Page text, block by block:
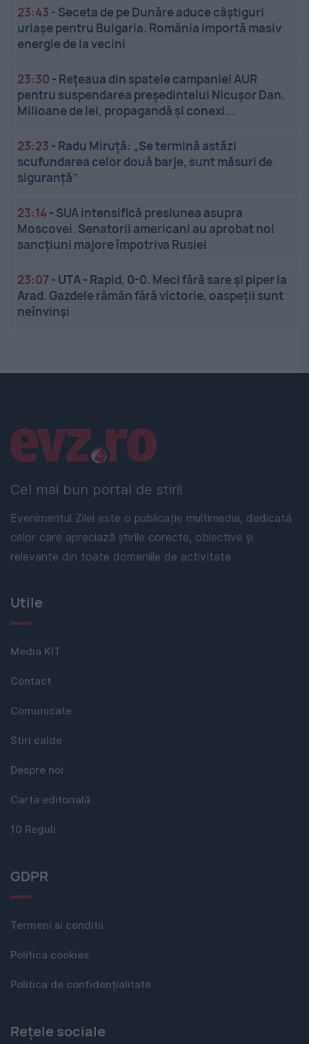
23:43 - Seceta de pe Dunăre aduce câștiguri
uriașe pentru Bulgaria. România importă masiv
energie de la vecini
23:30 - Rețeaua din spatele campaniei AUR
pentru suspendarea președintelui Nicușor Dan.
Milioane de lei, propagandă și conexi...
23:23 - Radu Miruță: „Se termină astăzi
scufundarea celor două barje, sunt măsuri de
siguranţă”
23:14- SUA intensifică presiunea asupra
Moscovei. Senatorii americani au aprobat noi
sancțiuni majore împotriva Rusiei
23:07 - UTA - Rapid, 0-0. Meci fără sare și piper la
Arad. Gazdele rămân fără victorie, oaspeții sunt
neînvinși
Cel mai bun portal de stiri!
Evenimentul Zilei este o publicație multimedia, dedicată
celor care apreciază știrile corecte, obiective și
relevante din toate domeniile de activitate
Linkuri utile
Utile
Media KIT
Contact
Comunicate
Stiri calde
Despre noi
Carta editorială
10 Reguli
GDPR
Termeni si conditii
Politica cookies
Politica de confidențialitate
Rețele sociale